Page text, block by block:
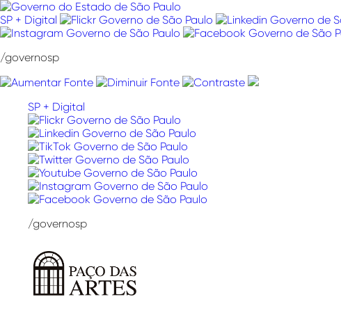
Pular
para
o
SP + Digital
/governosp
SP + Digital
/governosp